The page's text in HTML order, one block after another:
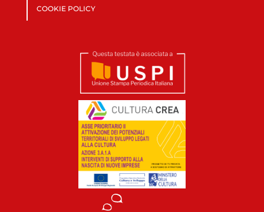
COOKIE POLICY